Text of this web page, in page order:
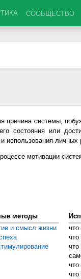
СООБЩЕСТВО
причина системы,
состояния или
использования личных
мотивации
методы
и смысл жизни
что
что
что
что
что